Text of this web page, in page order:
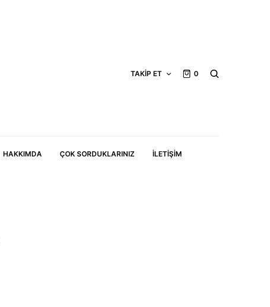
TAKIP ET 0
HAKKIMDA ÇOK SORDUKLARINIZ İLETIŞIM